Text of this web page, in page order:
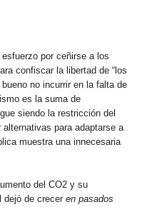
por ceñirse a los
confiscar la libertad de “los
no incurrir en la falta de
es la suma de
siendo la restricción del
para adaptarse a
muestra una innecesaria
del CO2 y su
dejó de crecer en pasados